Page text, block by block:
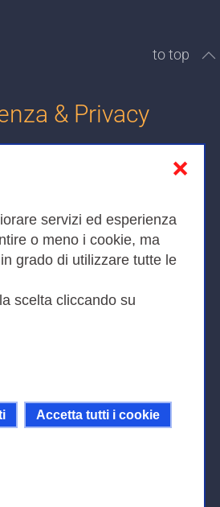
servizi ed esperienza
o meno i cookie, ma
grado di utilizzare tutte le
scelta cliccando su
Accetta tutti i cookie
❌
to top
& Privacy
trasparente